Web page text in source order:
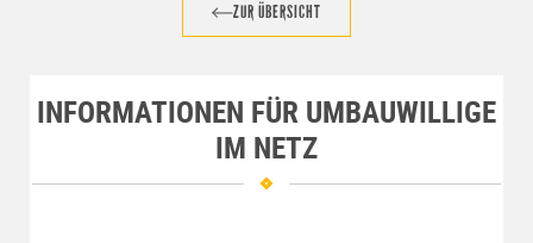
ZUR ÜBERSICHT
INFORMATIONEN FÜR UMBAUWILLIGE
IM NETZ